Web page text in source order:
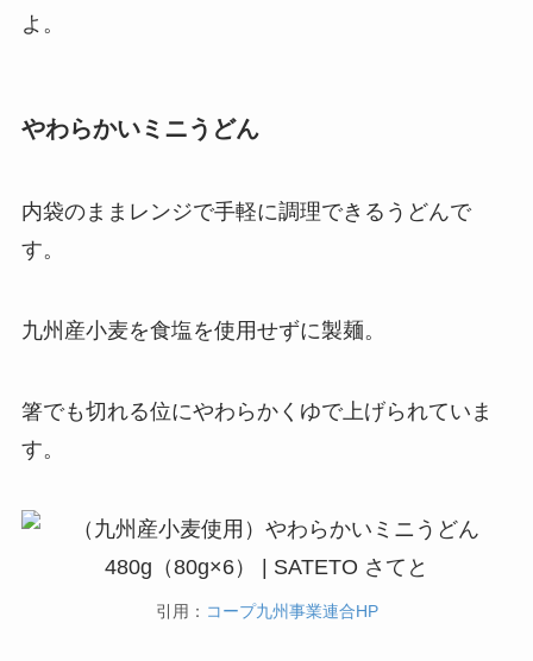
よ。
やわらかいミニうどん
内袋のままレンジで手軽に調理できるうどんで
す。
九州産小麦を食塩を使用せずに製麺。
箸でも切れる位にやわらかくゆで上げられていま
す。
引用： コープ九州事業連合HP